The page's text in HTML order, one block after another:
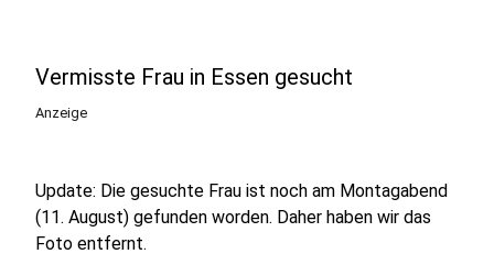
Vermisste Frau in Essen gesucht
Anzeige
Update: Die gesuchte Frau ist noch am Montagabend
(11. August) gefunden worden. Daher haben wir das
Foto entfernt.